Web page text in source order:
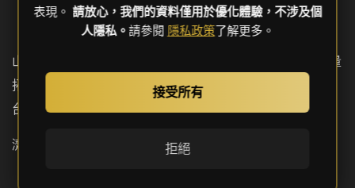
山東銀座家居劍指設計，銳意前行，通過整合齊魯設計力量
拓寬行業渠道，分別與ONE ROOM名人堂，深圳設計能平
台，
濟南電視台「我來設計家」三個項目簽約。
表現。 請放心，我們的資料僅用於優化體驗，不涉及個
人隱私。請參閱 隱私政策了解更多。
接受所有
拒絕